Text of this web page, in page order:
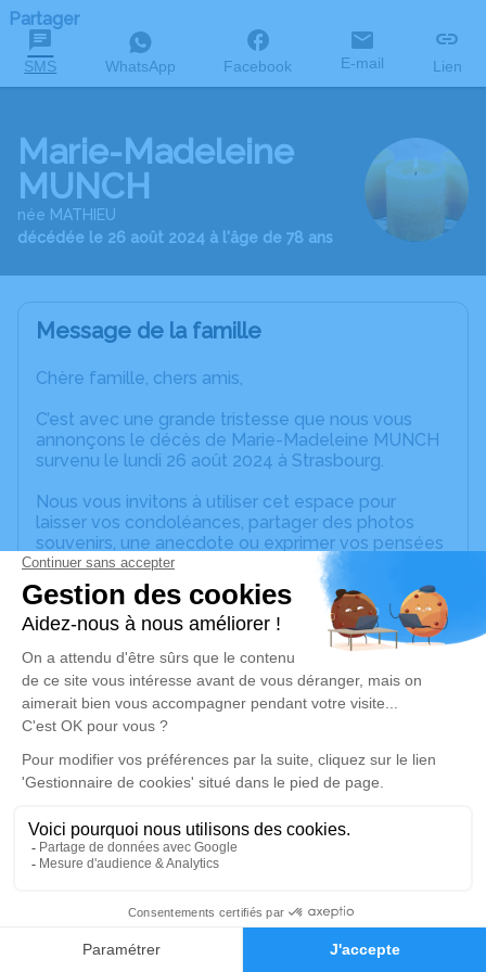
Faire-part Hommages
Partager
SMS WhatsApp Facebook E-mail Lien
Marie-Madeleine
MUNCH
née MATHIEU
décédée le 26 août 2024 à l'âge de 78 ans
Message de la famille
Chère famille, chers amis,
C’est avec une grande tristesse que nous vous
annonçons le décès de Marie-Madeleine MUNCH
survenu le lundi 26 août 2024 à Strasbourg.
Nous vous invitons à utiliser cet espace pour
laisser vos condoléances, partager des photos
souvenirs, une anecdote ou exprimer vos pensées
à travers des poèmes ou des textes. Cet endroit
est un lieu d'expression dédié à honorer la
mémoire de Marie-Madeleine MUNCH.
Un service de plantation d’arbre hommage est
disponible ici.
Cérémonie religieuse
samedi 31 août 2024 à 10h00
Grande Chapelle Centre Funéraire de
Strasbourg
67000 Strasbourg